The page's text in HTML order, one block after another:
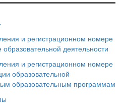
и регистрационном номере
деятельности
и регистрационном номере
образовательной
образовательным программам